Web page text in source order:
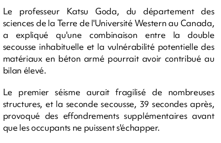
Le professeur Katsu Goda, du département des
sciences de la Terre de l'Université Western au Canada,
a expliqué qu'une combinaison entre la double
secousse inhabituelle et la vulnérabilité potentielle des
matériaux en béton armé pourrait avoir contribué au
bilan élevé.
Le premier séisme aurait fragilisé de nombreuses
structures, et la seconde secousse, 39 secondes après,
provoqué des effondrements supplémentaires avant
que les occupants ne puissent s'échapper.